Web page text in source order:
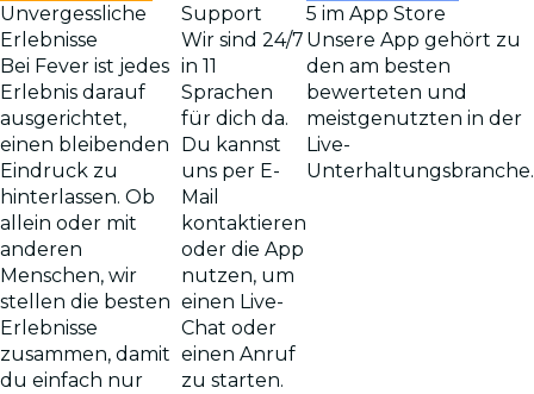
Unvergessliche
Erlebnisse
Bei Fever ist jedes
Erlebnis darauf
ausgerichtet,
einen bleibenden
Eindruck zu
hinterlassen. Ob
allein oder mit
anderen
Menschen, wir
stellen die besten
Erlebnisse
zusammen, damit
du einfach nur
Support
Wir sind 24/7
in 11
Sprachen
für dich da.
Du kannst
uns per E-
Mail
kontaktieren
oder die App
nutzen, um
einen Live-
Chat oder
einen Anruf
zu starten.
5 im App Store
Unsere App gehört zu
den am besten
bewerteten und
meistgenutzten in der
Live-
Unterhaltungsbranche.